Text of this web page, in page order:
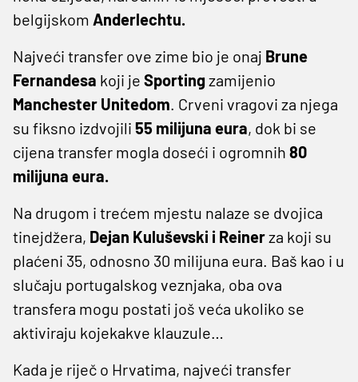
belgijskom Anderlechtu.
Najveći transfer ove zime bio je onaj Brune
Fernandesa koji je Sportingzamijenio
Manchester Unitedom. Crveni vragovi za njega
su fiksno izdvojili 55 milijuna eura, dok bi se
cijena transfer mogla doseći i ogromnih 80
milijuna eura.
Na drugom i trećem mjestu nalaze se dvojica
tinejdžera, Dejan Kuluševski i Reinerza koji su
plaćeni 35, odnosno 30 milijuna eura. Baš kao i u
slučaju portugalskog veznjaka, oba ova
transfera mogu postati još veća ukoliko se
aktiviraju kojekakve klauzule…
Kada je riječ o Hrvatima, najveći transfer